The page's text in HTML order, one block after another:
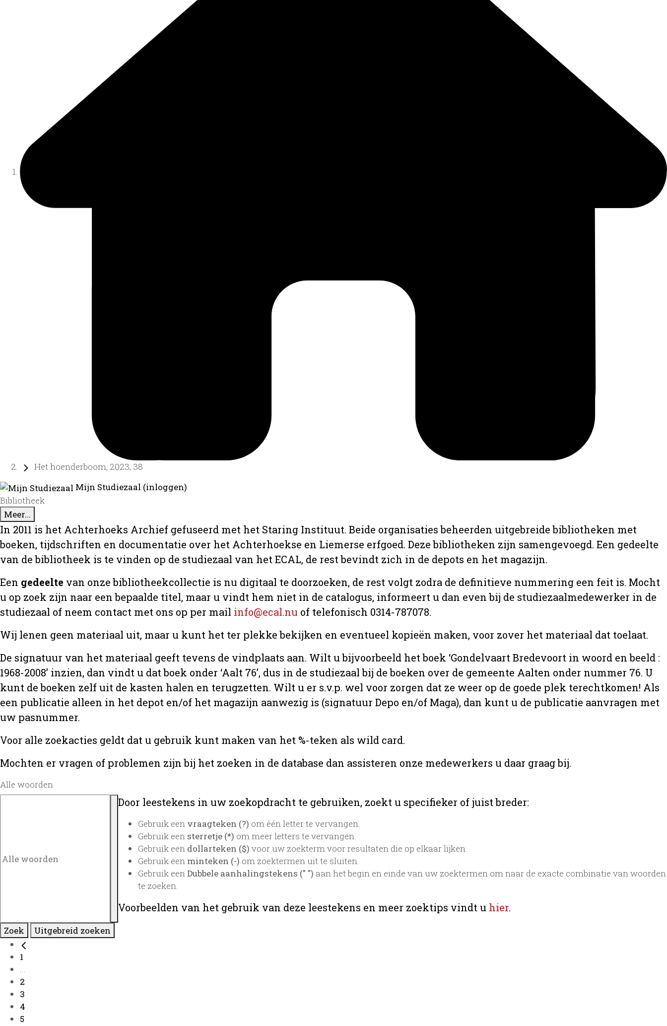
Het hoenderboom, 2023, 38
Mijn Studiezaal (inloggen)
Bibliotheek
Meer...
In 2011 is het Achterhoeks Archief gefuseerd met het Staring Instituut. Beide organisaties beheerden uitgebreide bibliotheken met
boeken, tijdschriften en documentatie over het Achterhoekse en Liemerse erfgoed. Deze bibliotheken zijn samengevoegd. Een gedeelte
van de bibliotheek is te vinden op de studiezaal van het ECAL, de rest bevindt zich in de depots en het magazijn.
Een gedeelte van onze bibliotheekcollectie is nu digitaal te doorzoeken, de rest volgt zodra de definitieve nummering een feit is. Mocht
u op zoek zijn naar een bepaalde titel, maar u vindt hem niet in de catalogus, informeert u dan even bij de studiezaalmedewerker in de
studiezaal of neem contact met ons op per mail info@ecal.nu of telefonisch 0314-787078.
Wij lenen geen materiaal uit, maar u kunt het ter plekke bekijken en eventueel kopieën maken, voor zover het materiaal dat toelaat.
De signatuur van het materiaal geeft tevens de vindplaats aan. Wilt u bijvoorbeeld het boek ‘Gondelvaart Bredevoort in woord en beeld :
1968-2008’ inzien, dan vindt u dat boek onder ‘Aalt 76’, dus in de studiezaal bij de boeken over de gemeente Aalten onder nummer 76. U
kunt de boeken zelf uit de kasten halen en terugzetten. Wilt u er s.v.p. wel voor zorgen dat ze weer op de goede plek terechtkomen! Als
een publicatie alleen in het depot en/of het magazijn aanwezig is (signatuur Depo en/of Maga), dan kunt u de publicatie aanvragen met
uw pasnummer.
Voor alle zoekacties geldt dat u gebruik kunt maken van het %-teken als wild card.
Mochten er vragen of problemen zijn bij het zoeken in de database dan assisteren onze medewerkers u daar graag bij.
Alle woorden
Door leestekens in uw zoekopdracht te gebruiken, zoekt u specifieker of juist breder:
Gebruik een vraagteken (?) om één letter te vervangen.
Gebruik een sterretje (*) om meer letters te vervangen.
Gebruik een dollarteken ($) voor uw zoekterm voor resultaten die op elkaar lijken.
Gebruik een minteken (-) om zoektermen uit te sluiten.
Gebruik eenDubbele aanhalingstekens (" ") aan het begin en einde van uw zoektermen om naar de exacte combinatie van woorden
te zoeken.
Voorbeelden van het gebruik van deze leestekens en meer zoektips vindt u hier.
Zoek Uitgebreid zoeken
1
...
2
3
4
5